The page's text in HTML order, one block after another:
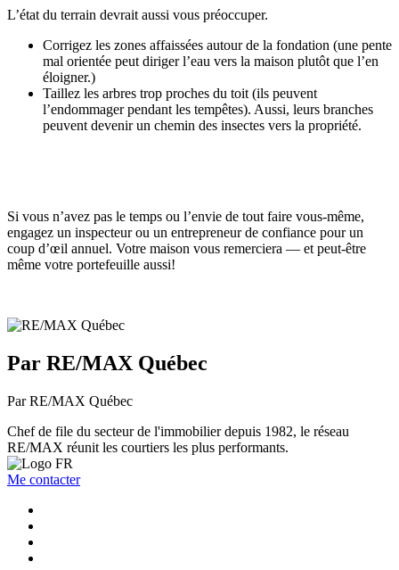
L’état du terrain devrait aussi vous préoccuper.
Corrigez les zones affaissées autour de la fondation (une pente
mal orientée peut diriger l’eau vers la maison plutôt que l’en
éloigner.)
Taillez les arbres trop proches du toit (ils peuvent
l’endommager pendant les tempêtes). Aussi, leurs branches
peuvent devenir un chemin des insectes vers la propriété.
Si vous n’avez pas le temps ou l’envie de tout faire vous-même,
engagez un inspecteur ou un entrepreneur de confiance pour un
coup d’œil annuel. Votre maison vous remerciera — et peut-être
même votre portefeuille aussi!
Par RE/MAX Québec
Par RE/MAX Québec
Chef de file du secteur de l'immobilier depuis 1982, le réseau
RE/MAX réunit les courtiers les plus performants.
Me contacter